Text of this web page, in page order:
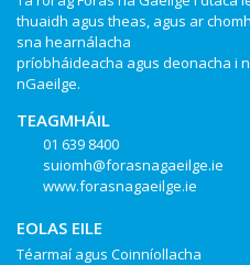
thuaidh agus theas, agus ar
sna hearnálacha
príobháideacha agus deonacha i
nGaeilge.
TEAGMHÁIL
01 639 8400
suiomh@forasnagaeilge.ie
www.forasnagaeilge.ie
EOLAS EILE
Téarmaí agus Coinníollacha